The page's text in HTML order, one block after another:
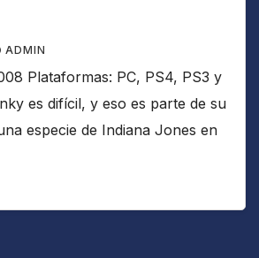
ADMIN
Plataformas: PC, PS4, PS3 y
es difícil, y eso es parte de su
especie de Indiana Jones en